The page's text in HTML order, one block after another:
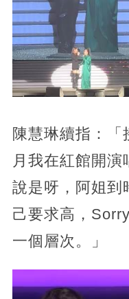
陳慧琳續指：「
月我在紅館開
說是呀，阿姐到
己要求高，
一個層次。」